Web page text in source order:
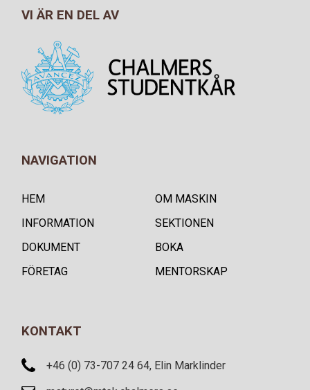
VI ÄR EN DEL AV
NAVIGATION
HEM
OM MASKIN
INFORMATION
SEKTIONEN
DOKUMENT
BOKA
FÖRETAG
MENTORSKAP
KONTAKT
+46 (0) 73-707 24 64, Elin Marklinder